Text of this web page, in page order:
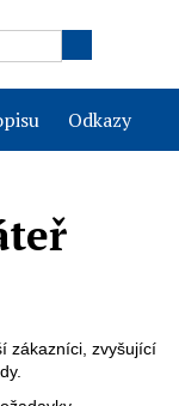
Odkazy
zákazníci, zvyšující